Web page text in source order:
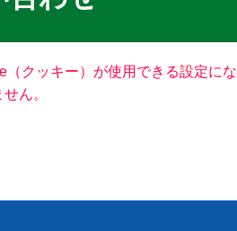
（クッキー）が使用できる設定に
ん。